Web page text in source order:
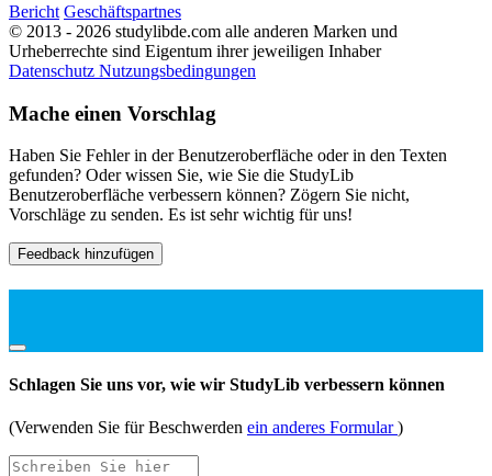
Bericht Geschäftspartnes
© 2013 - 2026 studylibde.com alle anderen Marken und
Urheberrechte sind Eigentum ihrer jeweiligen Inhaber
Datenschutz Nutzungsbedingungen
Mache einen Vorschlag
Haben Sie Fehler in der Benutzeroberfläche oder in den Texten
gefunden? Oder wissen Sie, wie Sie die StudyLib
Benutzeroberfläche verbessern können? Zögern Sie nicht,
Vorschläge zu senden. Es ist sehr wichtig für uns!
Feedback hinzufügen
Schlagen Sie uns vor, wie wir StudyLib verbessern können
(Verwenden Sie für Beschwerden ein anderes Formular)